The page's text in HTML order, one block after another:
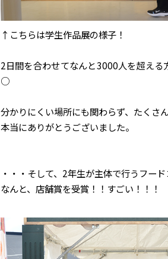
↑こちらは学生作品展の様子！
2日間を合わせてなんと3000人を超える
○
分かりにくい場所にも関わらず、たくさ
本当にありがとうございました。
・・・そして、 2年生が主体で行うフー
なんと、店舗賞を受賞！！すごい！！！